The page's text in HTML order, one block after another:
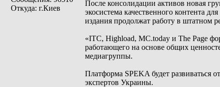
Откуда: г.Киев
После консолидации активов новая
экосистема качественного контента
издания продолжат работу в штатном
«ITC, Highload, MC.today и The Page
работающего на основе общих
медиагруппы.
Платформа SPEKA будет развиваться
экспертов Украины.